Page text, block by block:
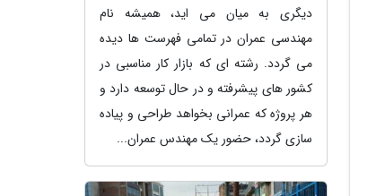
دیگری به میان می اید، همیشه نام
مهندسی عمران در تمامی فهرست ها دیده
می گردد. رشته ای که بازار کار مناسبی در
کشور های پیشرفته و در حال توسعه دارد و
هر پروژه که عمرانی بخواهد طراحی و پیاده
سازی گردد، حضور یک مهندس عمران...